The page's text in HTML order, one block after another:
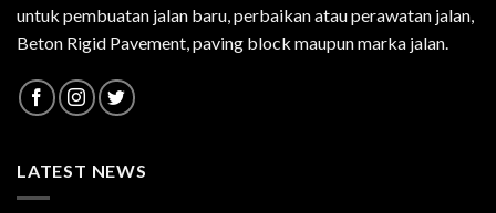
untuk pembuatan jalan baru, perbaikan atau perawatan jalan,
Beton Rigid Pavement, paving block maupun marka jalan.
LATEST NEWS